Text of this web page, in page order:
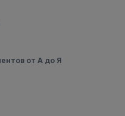
от А до Я